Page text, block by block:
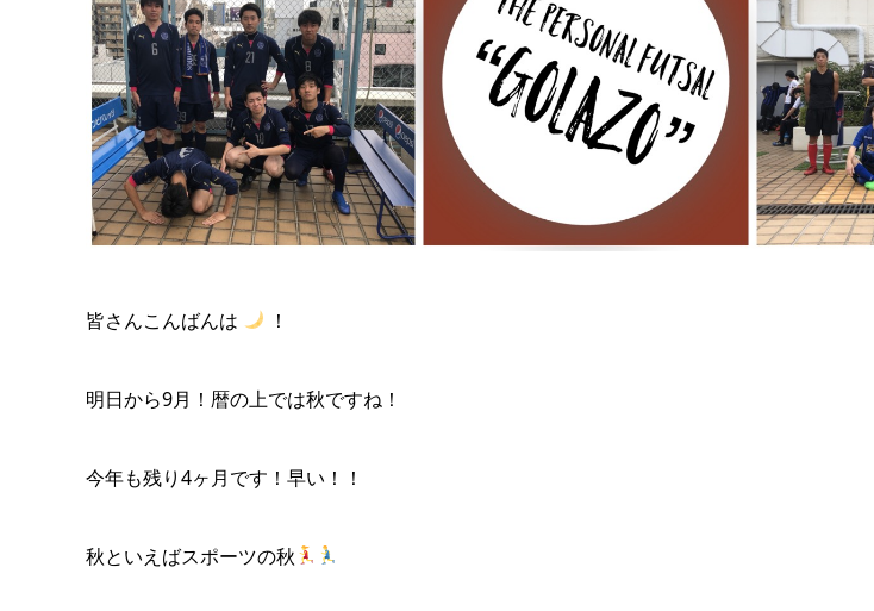
皆さんこんばんは ！
明日から9月！暦の上では秋ですね！
今年も残り4ヶ月です！早い！！
秋といえばスポーツの秋